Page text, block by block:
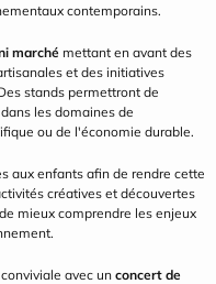
contemporains.
marché mettant en avant des
et des initiatives
stands permettront de
les domaines de
ou de l'économie durable.
aux enfants afin de rendre cette
créatives et découvertes
mieux comprendre les enjeux
avec un concert de